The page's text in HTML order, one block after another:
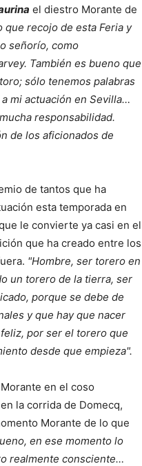
el diestro Morante de
que recojo de esta Feria y
señorío, como
También es bueno que
sólo tenemos palabras
mi actuación en Sevilla…
responsabilidad.
de los aficionados de
de tantos que ha
esta temporada en
le convierte ya casi en el
que ha creado entre los
"Hombre, ser torero en
un torero de la tierra, ser
porque se debe de
y que hay que nacer
por ser el torero que
desde que empieza".
en el coso
la corrida de Domecq,
Morante de lo que
en ese momento lo
realmente consciente…